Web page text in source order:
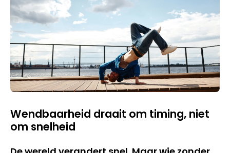
Wendbaarheid draait om timing, niet
om snelheid